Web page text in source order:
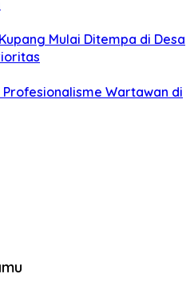
Mulai Ditempa di Desa
Profesionalisme Wartawan di